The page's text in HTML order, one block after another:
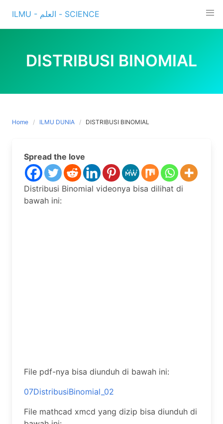
content
ILMU - العلم - SCIENCE
DISTRIBUSI BINOMIAL
Home ILMU DUNIA DISTRIBUSI BINOMIAL
Spread the love
Distribusi Binomial videonya bisa dilihat di
bawah ini:
File pdf-nya bisa diunduh di bawah ini:
07DistribusiBinomial_02
File mathcad xmcd yang dizip bisa diunduh di